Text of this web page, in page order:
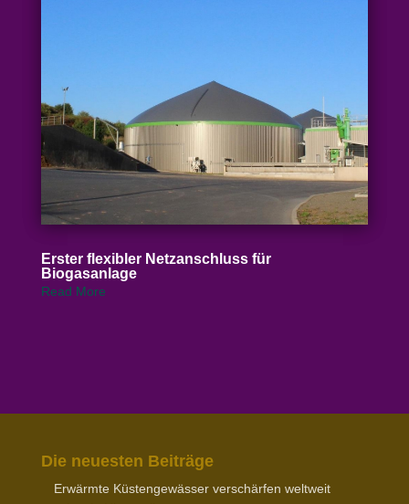
Erster flexibler Netz­an­schluss für
Biogasanlage
Read More
Die neuesten Beiträge
Erwärmte Küsten­ge­wässer verschärfen weltweit